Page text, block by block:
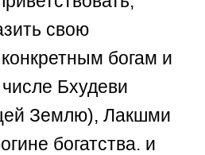
свою
богам и
Бхудеви
Землю), Лакшми
богатства. и